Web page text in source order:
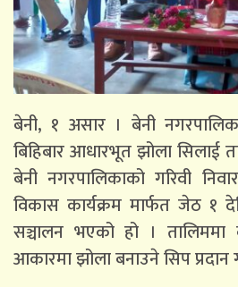
बेनी, १ असार । बेनी
बिहिबार आधारभूत झोला सिलाई
बेनी नगरपालिकाको गरिवी
विकास कार्यक्रम मार्फत जेठ १
सञ्चालन भएको हो । तालिममा
आकारमा झोला बनाउने सिप प्रदान